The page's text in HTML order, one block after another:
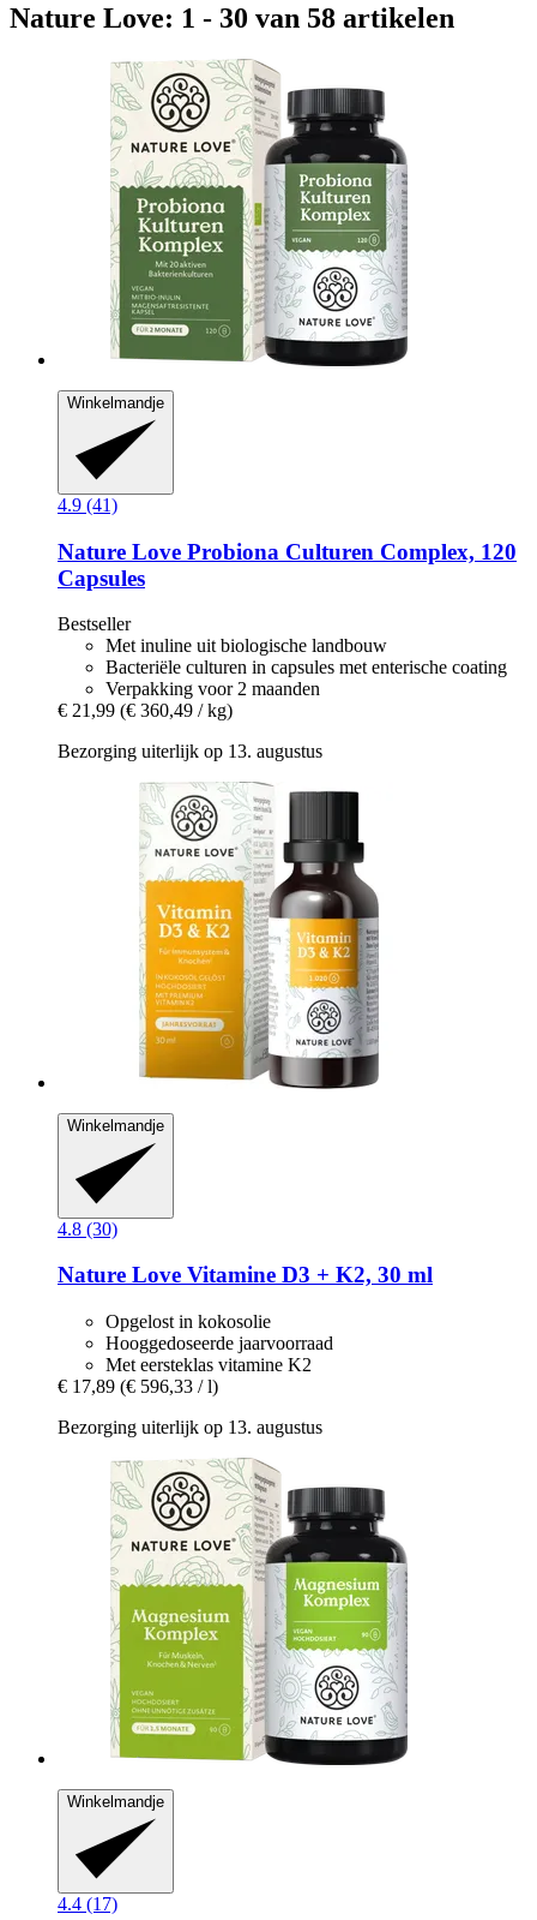
Nature Love: 1 - 30 van 58 artikelen
Winkelmandje
4.9 (41)
Nature Love Probiona Culturen Complex, 120
Capsules
Bestseller
Met inuline uit biologische landbouw
Bacteriële culturen in capsules met enterische coating
Verpakking voor 2 maanden
€ 21,99 (€ 360,49 / kg)
Bezorging uiterlijk op 13. augustus
Winkelmandje
4.8 (30)
Nature Love Vitamine D3 + K2, 30 ml
Opgelost in kokosolie
Hooggedoseerde jaarvoorraad
Met eersteklas vitamine K2
€ 17,89 (€ 596,33 / l)
Bezorging uiterlijk op 13. augustus
Winkelmandje
4.4 (17)